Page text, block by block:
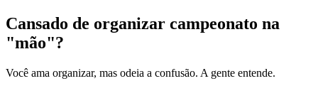
Cansado de organizar campeonato na
"mão"?
Você ama organizar, mas odeia a confusão. A gente entende.